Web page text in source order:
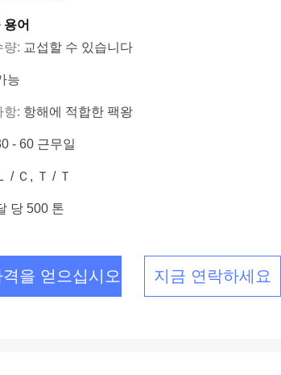
용어
량: 교섭할 수 있습니다
능
항: 항해에 적합한 팩왕
- 60 근무일
/ Ｃ, Ｔ / Ｔ
당 500 톤
을 얻으십시오 지금 연락하세요